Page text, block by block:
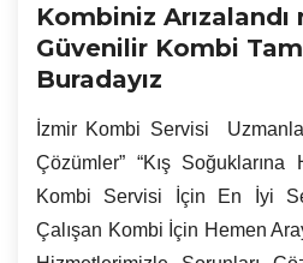
Kombiniz Arızalandı
Güvenilir Kombi
Buradayız
İzmir Kombi Servisi
Çözümler” “Kış Soğuklarına
Kombi Servisi İçin En İyi
Çalışan Kombi İçin Hemen